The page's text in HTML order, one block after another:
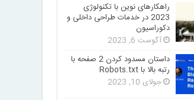
راهکارهای نوین با تکنولوژی
2023 در خدمات طراحی داخلی و
دکوراسیون
آگوست 6, 2023
داستان مسدود کردن 2 صفحه با
رتبه بالا با Robots.txt
جولای 10, 2023